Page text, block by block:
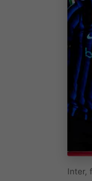
Inter,